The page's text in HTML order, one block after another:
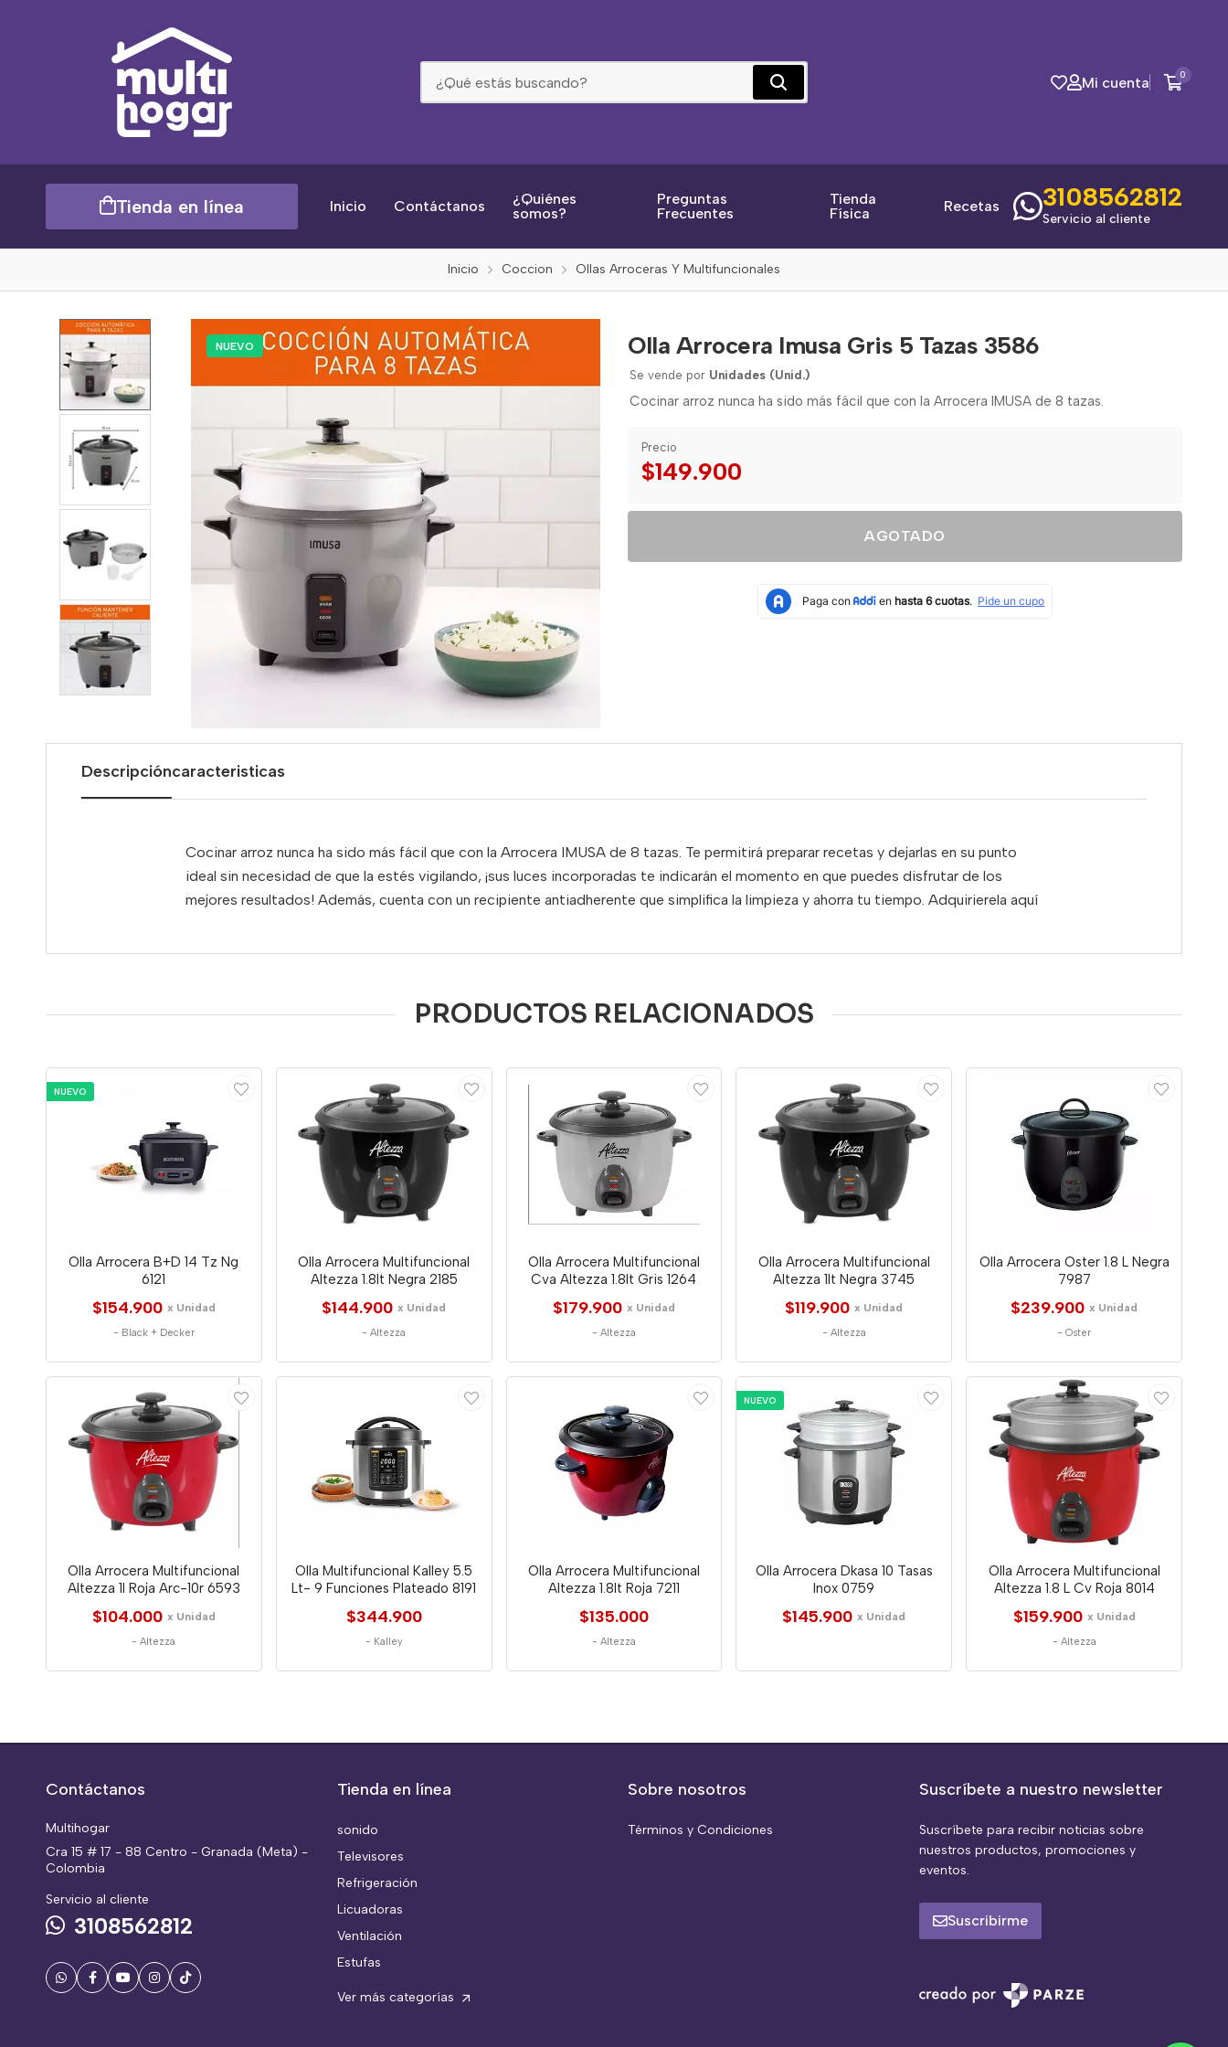
Mi cuenta 0
Tienda en línea Inicio Contáctanos
¿Quiénes
somos?
Preguntas
Frecuentes
Tienda
Física
Recetas 3108562812
Servicio al cliente
Inicio Coccion Ollas Arroceras Y Multifuncionales
NUEVO Olla Arrocera Imusa Gris 5 Tazas 3586
Se vende por Unidades (Unid.)
Cocinar arroz nunca ha sido más fácil que con la Arrocera IMUSA de 8 tazas.
Precio
$149.900
AGOTADO
Descripcióncaracteristicas
Cocinar arroz nunca ha sido más fácil que con la Arrocera IMUSA de 8 tazas. Te permitirá preparar recetas y dejarlas en su punto
ideal sin necesidad de que la estés vigilando, ¡sus luces incorporadas te indicarán el momento en que puedes disfrutar de los
mejores resultados! Además, cuenta con un recipiente antiadherente que simplifica la limpieza y ahorra tu tiempo. Adquirierela aquí
PRODUCTOS RELACIONADOS
NUEVO
Olla Arrocera B+D 14 Tz Ng
6121
$154.900 x Unidad
- Black + Decker
Olla Arrocera Multifuncional
Altezza 1.8lt Negra 2185
$144.900 x Unidad
-Altezza
Olla Arrocera Multifuncional
Cva Altezza 1.8lt Gris 1264
$179.900 x Unidad
- Altezza
Olla Arrocera Multifuncional
Altezza 1lt Negra 3745
$119.900 x Unidad
- Altezza
Olla Arrocera Oster 1.8 L Negra
7987
$239.900 x Unidad
-Oster
Olla Arrocera Multifuncional
Altezza 1l Roja Arc-10r 6593
$104.000 x Unidad
-Altezza
Olla Multifuncional Kalley 5.5
Lt- 9 Funciones Plateado 8191
$344.900
- Kalley
Olla Arrocera Multifuncional
Altezza 1.8lt Roja 7211
$135.000
- Altezza
NUEVO
Olla Arrocera Dkasa 10 Tasas
Inox 0759
$145.900 x Unidad
Olla Arrocera Multifuncional
Altezza 1.8 L Cv Roja 8014
$159.900 x Unidad
- Altezza
Contáctanos
Multihogar
Cra 15 # 17 - 88 Centro - Granada (Meta) -
Colombia
Servicio al cliente
3108562812
Tienda en línea
sonido
Televisores
Refrigeración
Licuadoras
Ventilación
Estufas
Ver más categorías
Sobre nosotros
Términos y Condiciones
Suscríbete a nuestro newsletter
Suscríbete para recibir noticias sobre
nuestros productos, promociones y
eventos.
Suscribirme